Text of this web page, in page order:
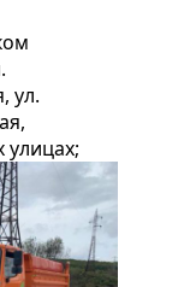
ул.
улицах;